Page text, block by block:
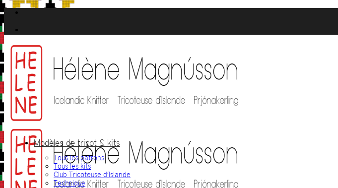
Passer
au
contenu
Modèles de tricot & kits
Tous les patrons
Tous les kits
Club Tricoteuse d’Islande
Technique